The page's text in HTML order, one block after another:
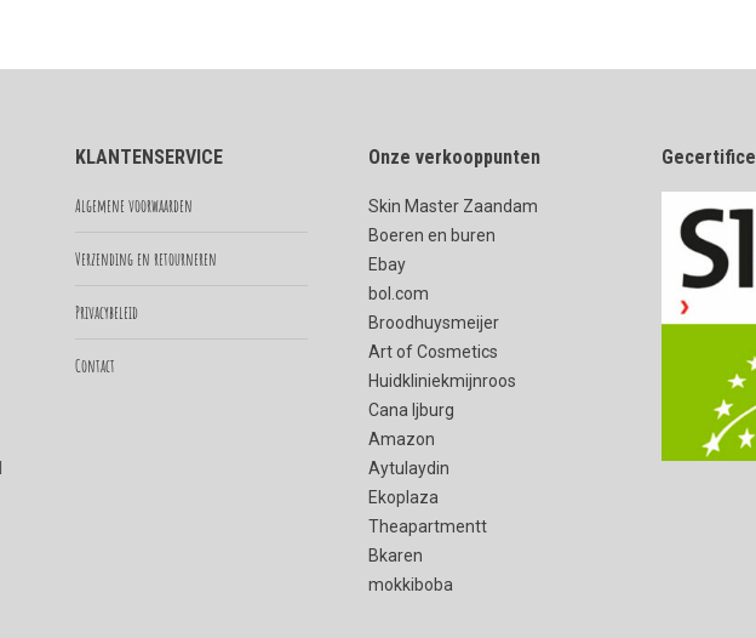
KLANTENSERVICE
Algemene voorwaarden
Verzending en retourneren
Privacybeleid
Contact
Onze verkooppunten
Skin Master Zaandam
Boeren en buren
Ebay
bol.com
Broodhuysmeijer
Art of Cosmetics
Huidkliniekmijnroos
Cana Ijburg
Amazon
Aytulaydin
Ekoplaza
Theapartmentt
Bkaren
mokkiboba